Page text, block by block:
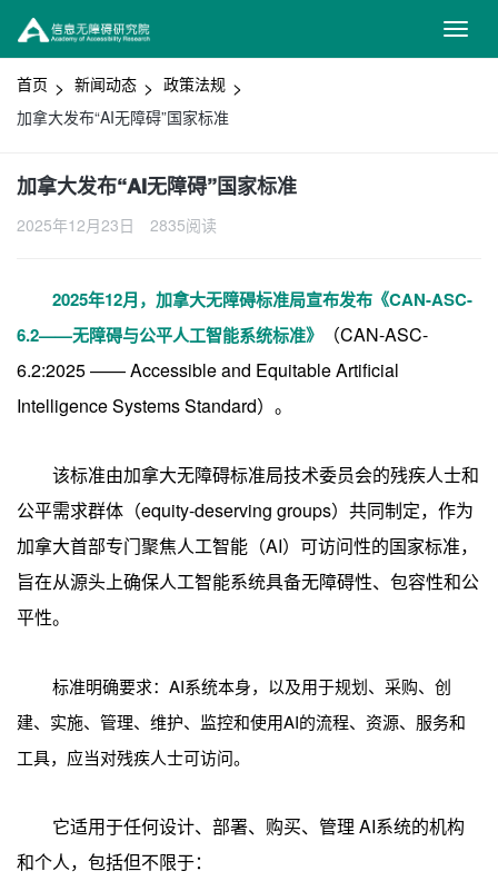
首页 新闻动态
政策法规
加拿大发布“AI无障碍”国家标准
加拿大发布“AI无障碍”国家标准
2025年12月23日 2835阅读
2025年12月，加拿大无障碍标准局宣布发布《CAN-ASC-
6.2——无障碍与公平人工智能系统标准》
（CAN-ASC-
6.2:2025 —— Accessible and Equitable Artificial
Intelligence Systems Standard）。
该标准由加拿大无障碍标准局技术委员会的残疾人士和
公平需求群体（equity-deserving groups）共同制定，作为
加拿大首部专门聚焦人工智能（AI）可访问性的国家标准，
旨在从源头上确保人工智能系统具备无障碍性、包容性和公
平性。
标准明确要求：AI系统本身，以及用于规划、采购、创
建、实施、管理、维护、监控和使用AI的流程、资源、服务和
工具，应当对残疾人士可访问。
它适用于任何设计、部署、购买、管理 AI系统的机构
和个人，包括但不限于：